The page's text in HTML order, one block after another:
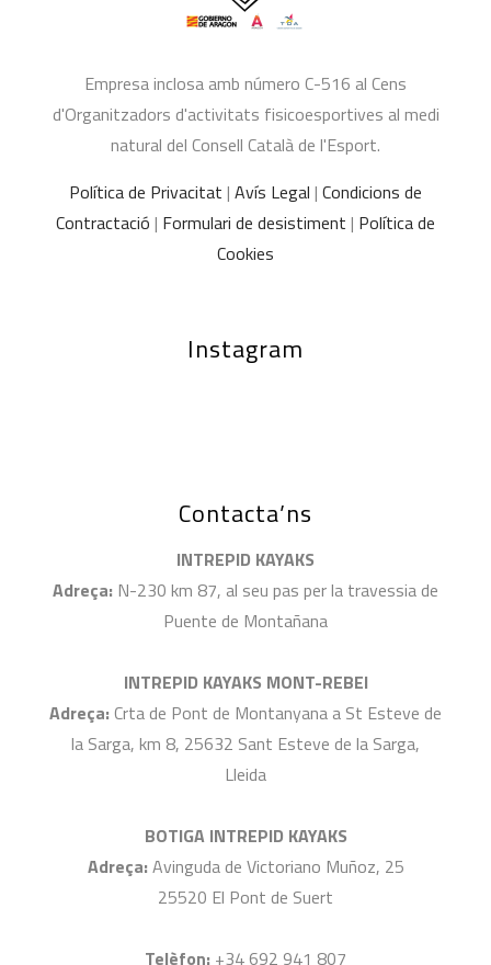
Empresa inclosa amb número C-516 al Cens
d'Organitzadors d'activitats fisicoesportives al medi
natural del Consell Català de l'Esport.
Política de Privacitat | Avís Legal | Condicions de
Contractació | Formulari de desistiment | Política de
Cookies
Instagram
Contacta’ns
INTREPID KAYAKS
Adreça: N-230 km 87, al seu pas per la travessia de
Puente de Montañana
INTREPID KAYAKS MONT-REBEI
Adreça: Crta de Pont de Montanyana a St Esteve de
la Sarga, km 8, 25632 Sant Esteve de la Sarga,
Lleida
BOTIGA INTREPID KAYAKS
Adreça: Avinguda de Victoriano Muñoz, 25
25520 El Pont de Suert
Telèfon: +34 692 941 807